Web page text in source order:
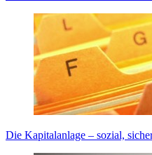
Die Kapitalanlage – sozial,